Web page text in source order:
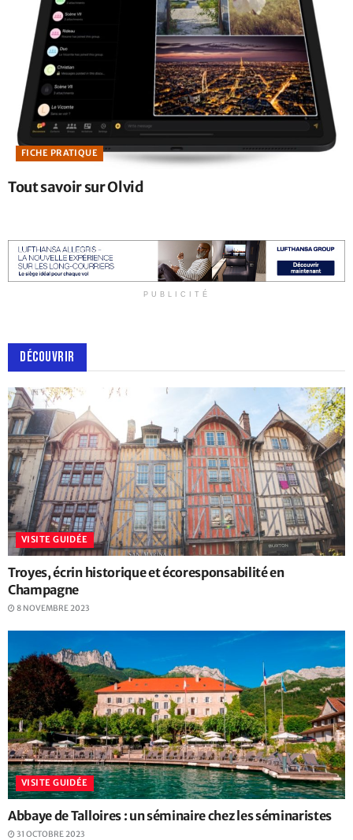
FICHE PRATIQUE
Tout savoir sur Olvid
PUBLICITÉ
DÉCOUVRIR
VISITE GUIDÉE
Troyes, écrin historique et écoresponsabilité en
Champagne
8 NOVEMBRE 2023
VISITE GUIDÉE
Abbaye de Talloires : un séminaire chez les séminaristes
31 OCTOBRE 2023